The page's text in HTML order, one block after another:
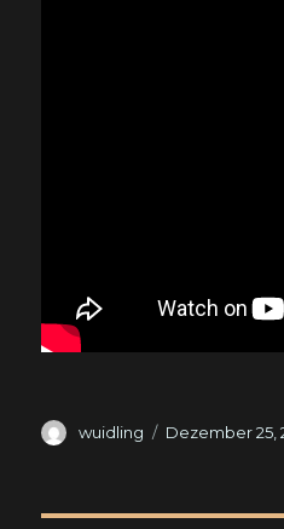
Autor
wuidling
Veröffentlicht
Dezember 25,